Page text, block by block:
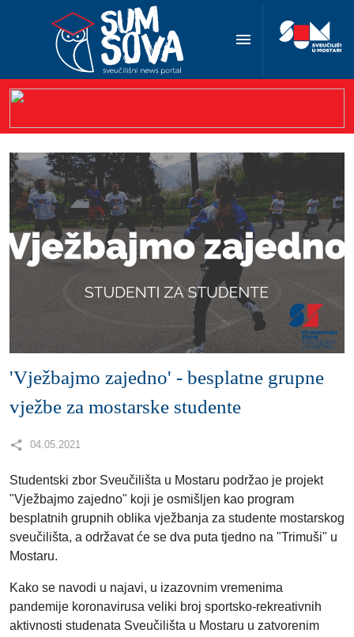
'Vježbajmo zajedno' - besplatne grupne
vježbe za mostarske studente
04.05.2021
Studentski zbor Sveučilišta u Mostaru podržao je projekt
"Vježbajmo zajedno" koji je osmišljen kao program
besplatnih grupnih oblika vježbanja za studente mostarskog
sveučilišta, a održavat će se dva puta tjedno na "Trimuši" u
Mostaru.
Kako se navodi u najavi, u izazovnim vremenima
pandemije koronavirusa veliki broj sportsko-rekreativnih
aktivnosti studenata Sveučilišta u Mostaru u zatvorenim